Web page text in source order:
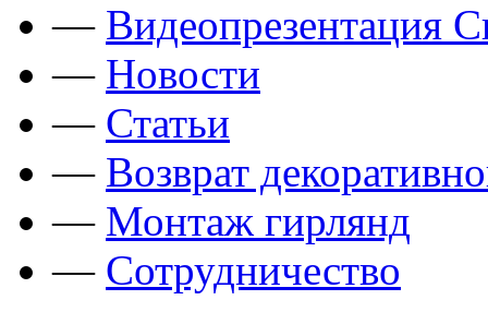
— Видеопрезентация
— Новости
— Статьи
— Возврат
— Монтаж гирлянд
— Сотрудничество